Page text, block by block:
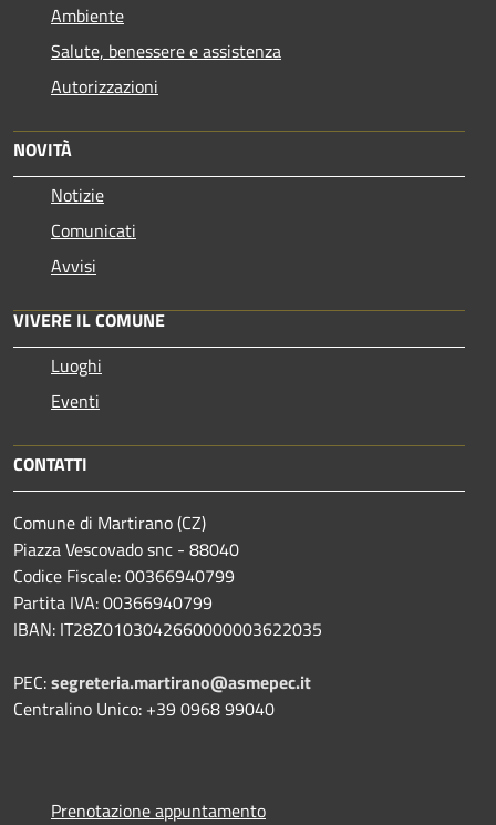
Ambiente
Salute, benessere e assistenza
Autorizzazioni
NOVITÀ
Notizie
Comunicati
Avvisi
VIVERE IL COMUNE
Luoghi
Eventi
CONTATTI
Comune di Martirano (CZ)
Piazza Vescovado snc - 88040
Codice Fiscale: 00366940799
Partita IVA: 00366940799
IBAN: IT28Z0103042660000003622035
PEC:segreteria.martirano@asmepec.it
Centralino Unico: +39 0968 99040
Prenotazione appuntamento